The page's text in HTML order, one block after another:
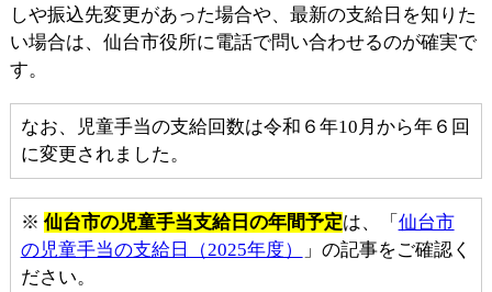
しや振込先変更があった場合や、最新の支給日を知りた
い場合は、仙台市役所に電話で問い合わせるのが確実で
す。
なお、児童手当の支給回数は令和６年10月から年６回
に変更されました。
※ 仙台市の児童手当支給日の年間予定は、「 仙台市
の児童手当の支給日（2025年度）
」の記事をご確認く
ださい。